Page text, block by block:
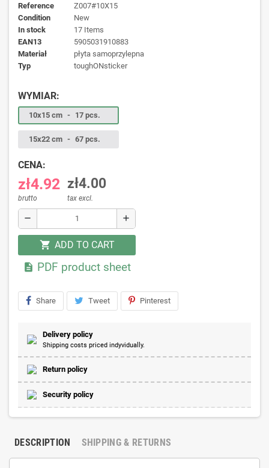
Reference
Z007#10X15
Condition
New
In stock
17 Items
EAN13
5905031910883
materiał
płyta samoprzylepna
typ
toughONsticker
WYMIAR:
10x15 cm - 17 pcs.
15x22 cm - 67 pcs.
CENA:
zł4.92
brutto
zł4.00
tax excl.
remove add
shopping_cart ADD TO CART
 PDF product sheet
Share Tweet Pinterest
Delivery policy
Shipping costs priced indyvidually.
Return policy
Security policy
DESCRIPTION SHIPPING & RETURNS